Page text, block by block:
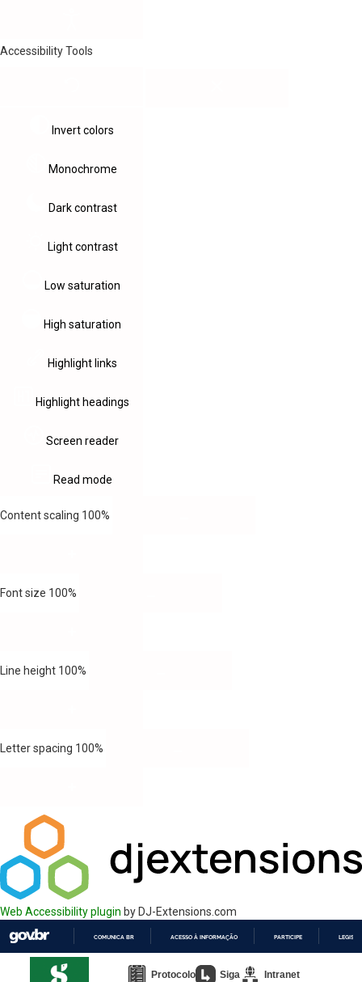
Accessibility Tools
Invert colors
Monochrome
Dark contrast
Light contrast
Low saturation
High saturation
Highlight links
Highlight headings
Screen reader
Read mode
Content scaling 100%
Font size 100%
Line height 100%
Letter spacing 100%
Web Accessibility plugin by DJ-Extensions.com
PARA
COMUNICA BR ACESSO À INFORMAÇÃO PARTICIPE
Protocolo Siga Intranet